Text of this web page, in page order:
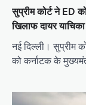
सुप्रीम कोर्ट ने ED
खिलाफ दायर
नई दिल्ली। सुप्रीम
को कर्नाटक के